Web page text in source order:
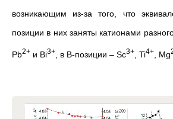
возникающим из-за того, что
позиции в них заняты катионами
Pb2+ и Bi3+ , в В-позиции – Sc3+ , Ti4+ , Mg